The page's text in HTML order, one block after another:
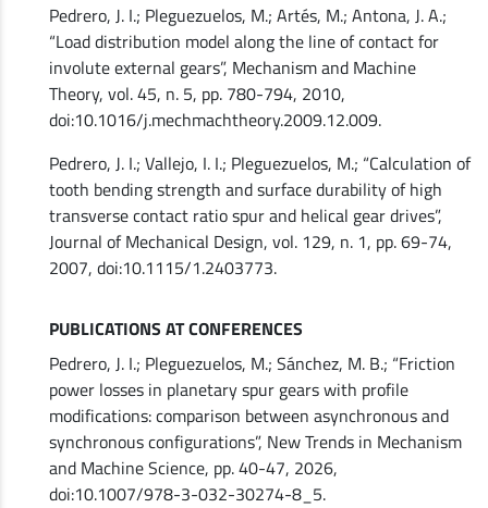
Pedrero, J. I.; Pleguezuelos, M.; Artés, M.; Antona, J. A.;
“Load distribution model along the line of contact for
involute external gears”, Mechanism and Machine
Theory, vol. 45, n. 5, pp. 780-794, 2010,
doi:10.1016/j.mechmachtheory.2009.12.009.
Pedrero, J. I.; Vallejo, I. I.; Pleguezuelos, M.; “Calculation of
tooth bending strength and surface durability of high
transverse contact ratio spur and helical gear drives”,
Journal of Mechanical Design, vol. 129, n. 1, pp. 69-74,
2007, doi:10.1115/1.2403773.
PUBLICATIONS AT CONFERENCES
Pedrero, J. I.; Pleguezuelos, M.; Sánchez, M. B.; “Friction
power losses in planetary spur gears with profile
modifications: comparison between asynchronous and
synchronous configurations”, New Trends in Mechanism
and Machine Science, pp. 40-47, 2026,
doi:10.1007/978-3-032-30274-8_5.